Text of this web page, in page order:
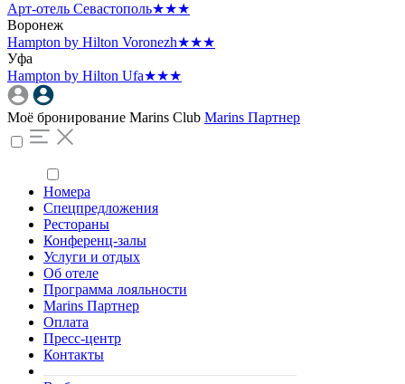
Арт-отель Севастополь★★★
Воронеж
Hampton by Hilton Voronezh★★★
Уфа
Hampton by Hilton Ufa★★★
Моё бронирование Marins Club Marins Партнер
Номера
Спецпредложения
Рестораны
Конференц-залы
Услуги и отдых
Об отеле
Программа лояльности
Marins Партнер
Оплата
Пресс-центр
Контакты